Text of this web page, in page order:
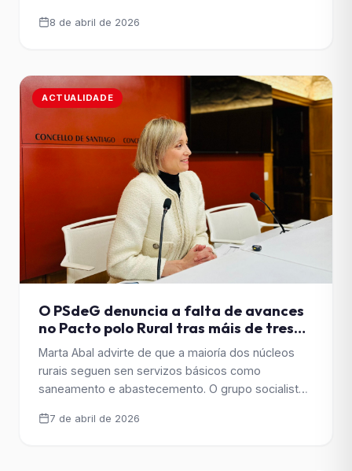
que “non ten respaldo en custos nin planificación”.
[&hellip;]
8 de abril de 2026
ACTUALIDADE
O PSdeG denuncia a falta de avances
no Pacto polo Rural tras máis de tres
anos de parálise
Marta Abal advirte de que a maioría dos núcleos
rurais seguen sen servizos básicos como
saneamento e abastecemento. O grupo socialista
igualdade de oportunidades no rural e esixe un
7 de abril de 2026